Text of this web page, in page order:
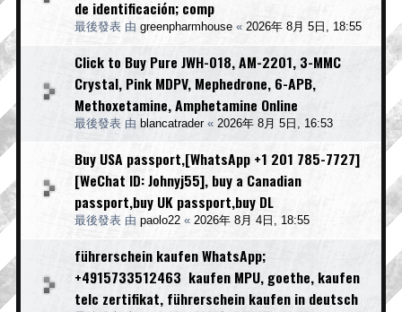
de identificación; comp
最後發表 由 greenpharmhouse « 2026年 8月 5日, 18:55
Click to Buy Pure JWH-018, AM-2201, 3-MMC
Crystal, Pink MDPV, Mephedrone, 6-APB,
Methoxetamine, Amphetamine Online
最後發表 由 blancatrader« 2026年 8月 5日, 16:53
Buy USA passport,[WhatsApp +1 201 785-7727]
[WeChat ID: Johnyj55], buy a Canadian
passport,buy UK passport,buy DL
最後發表 由 paolo22 « 2026年 8月 4日, 18:55
führerschein kaufen WhatsApp;
+4915733512463 kaufen MPU, goethe, kaufen
telc zertifikat, führerschein kaufen in deutsch